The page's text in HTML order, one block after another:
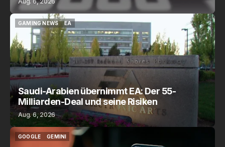
GAMING NEWS
GAMING NEWS
EA
EA
Saudi-Arabien übernimmt EA: Der 55-
Milliarden-Deal und seine Risiken
Aug. 6, 2026
GOOGLE
GEMINI